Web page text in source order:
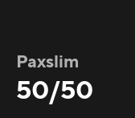
Paxslim
50/50